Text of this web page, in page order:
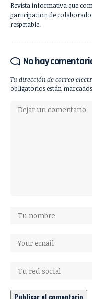
Revista informativa que
participación de
respetable.
No hay
Tu dirección de correo
obligatorios están